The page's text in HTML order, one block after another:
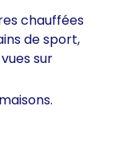
chauffées
de sport,
sur